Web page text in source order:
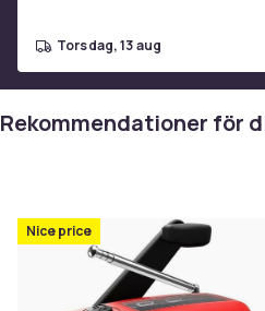
98
Artikel.nr.
torsdag, 13 aug
Rekommendationer för
Nice price